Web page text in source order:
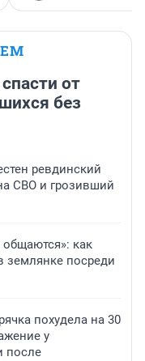
от
без
ревдинский
СВО и грозивший
как
землянке посреди
похудела на 30
у
после